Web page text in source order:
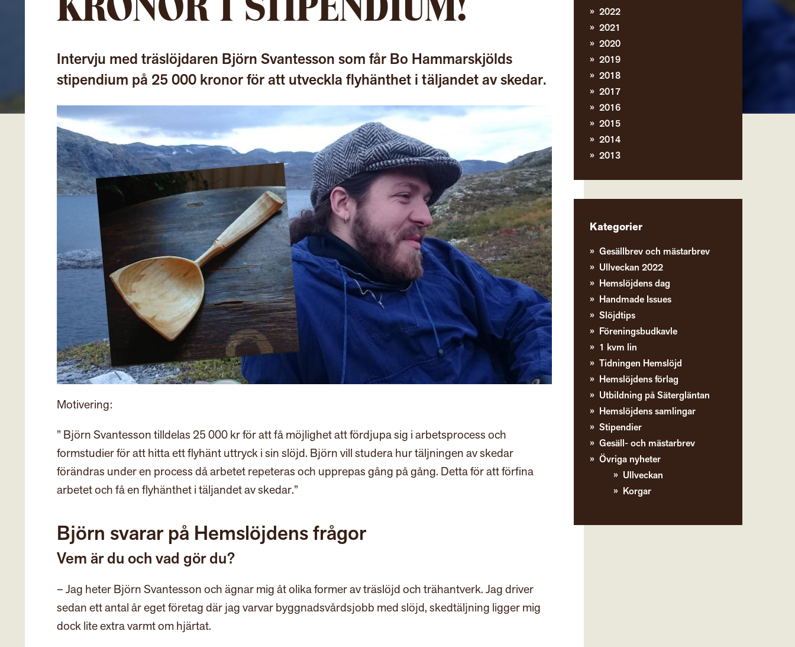
Intervju med träslöjdaren Björn Svantesson som får Bo Hammarskjölds
stipendium på 25 000 kronor för att utveckla flyhänthet i täljandet av skedar.
Motivering:
” Björn Svantesson tilldelas 25 000 kr för att få möjlighet att fördjupa sig i arbetsprocess och
formstudier för att hitta ett flyhänt uttryck i sin slöjd. Björn vill studera hur täljningen av skedar
förändras under en process då arbetet repeteras och upprepas gång på gång. Detta för att förfina
arbetet och få en flyhänthet i täljandet av skedar.”
Björn svarar på Hemslöjdens frågor
Vem är du och vad gör du?
– Jag heter Björn Svantesson och ägnar mig åt olika former av träslöjd och trähantverk. Jag driver
sedan ett antal år eget företag där jag varvar byggnadsvårdsjobb med slöjd, skedtäljning ligger mig
dock lite extra varmt om hjärtat.
2022
2021
2020
2019
2018
2017
2016
2015
2014
2013
Kategorier
Gesällbrev och mästarbrev
Ullveckan 2022
Hemslöjdens dag
Handmade Issues
Slöjdtips
Föreningsbudkavle
1 kvm lin
Tidningen Hemslöjd
Hemslöjdens förlag
Utbildning på Sätergläntan
Hemslöjdens samlingar
Stipendier
Gesäll- och mästarbrev
Övriga nyheter
Ullveckan
Korgar